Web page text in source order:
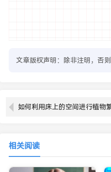
文章版权声明：除非注明，否
相关阅读